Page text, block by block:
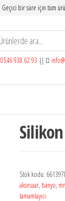
Geçici bir süre için tüm
0546 938 62 93 ||
Stok kodu:
aksesuar, banyo,
tamamlayıcı